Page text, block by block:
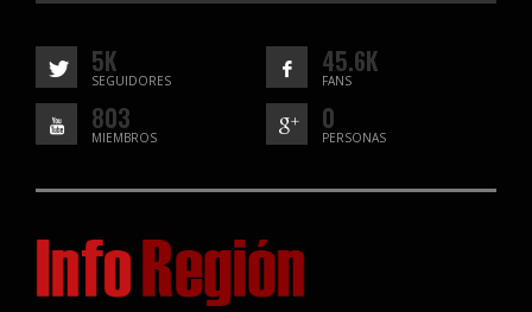
5K
SEGUIDORES
45.6K
FANS
803
MIEMBROS
0
PERSONAS